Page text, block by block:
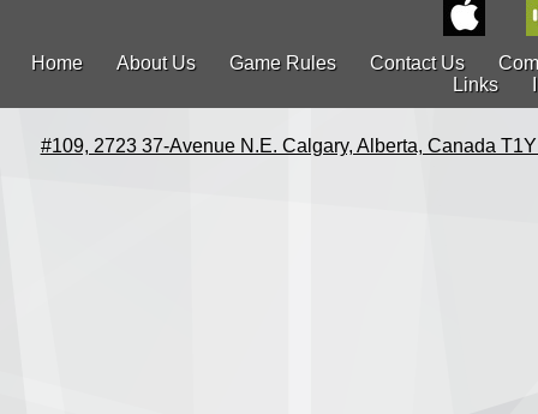
Home About Us Game Rules Contact Us
Links
#109, 2723 37-Avenue N.E. Calgary, Alberta, Canada